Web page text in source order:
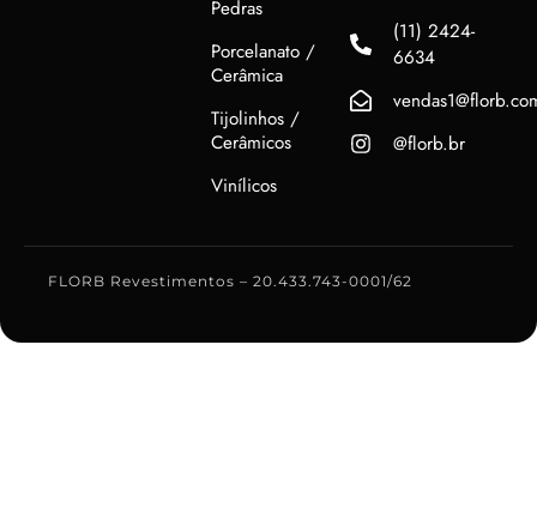
Pedras
Porcelanato /
Cerâmica
Tijolinhos /
Cerâmicos
Vinílicos
(11) 2424-
6634
@florb.br
FLORB Revestimentos – 20.433.743-0001/62